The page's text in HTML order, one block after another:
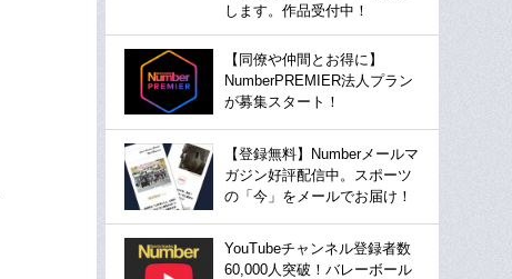
します。作品受付中！
【同僚や仲間とお得に】
NumberPREMIER法人プラン
が募集スタート！
【登録無料】Numberメールマ
ガジン好評配信中。スポーツ
の「今」をメールでお届け！
YouTubeチャンネル登録者数
60,000人突破！バレーボール